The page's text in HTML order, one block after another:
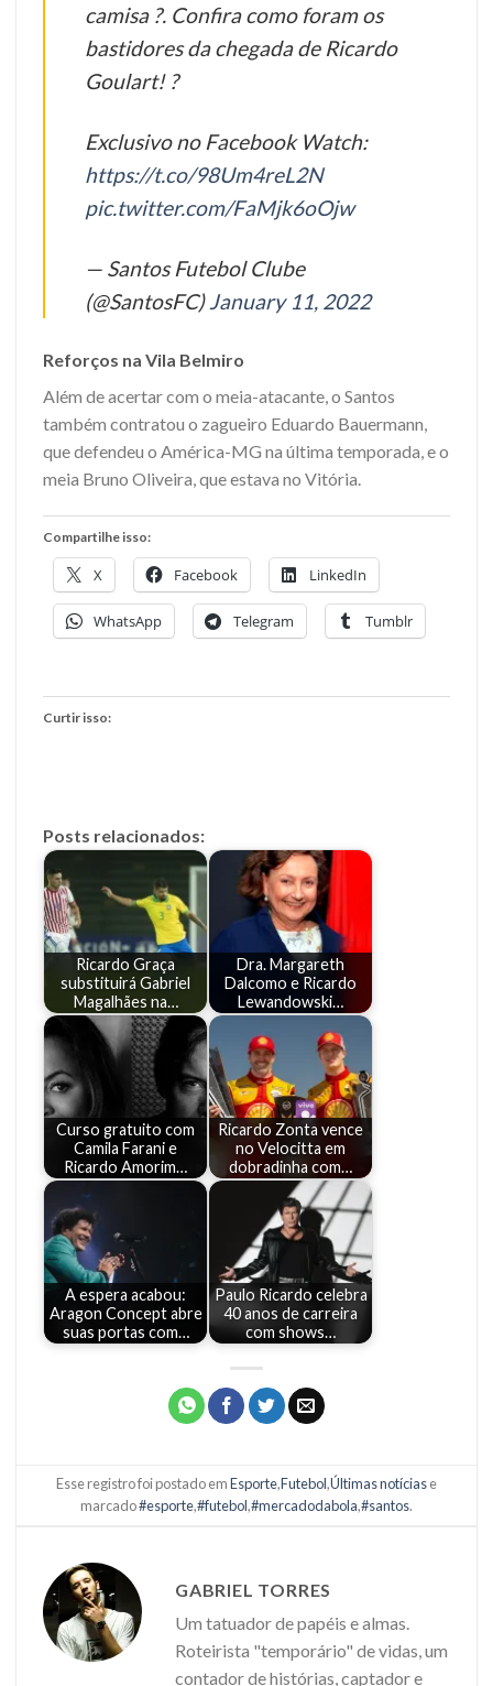
camisa ?. Confira como foram os
bastidores da chegada de Ricardo
Goulart! ?
Exclusivo no Facebook Watch:
https://t.co/98Um4reL2N
pic.twitter.com/FaMjk6oOjw
— Santos Futebol Clube
(@SantosFC)January 11, 2022
Reforços na Vila Belmiro
Além de acertar com o meia-atacante, o Santos
também contratou o zagueiro Eduardo Bauermann,
que defendeu o América-MG na última temporada, e o
meia Bruno Oliveira, que estava no Vitória.
Compartilhe isso:
X Facebook LinkedIn
WhatsApp Telegram Tumblr
Curtir isso:
Posts relacionados:
Ricardo Graça
substituirá Gabriel
Magalhães na…
Dra. Margareth
Dalcomo e Ricardo
Lewandowski…
Curso gratuito com
Camila Farani e
Ricardo Amorim…
Ricardo Zonta vence
no Velocitta em
dobradinha com…
A espera acabou:
Aragon Concept abre
suas portas com…
Paulo Ricardo celebra
40 anos de carreira
com shows…
Esse registro foi postado emEsporte,Futebol,Últimas notíciase
marcado#esporte,#futebol,#mercadodabola,#santos.
GABRIEL TORRES
Um tatuador de papéis e almas.
Roteirista "temporário" de vidas, um
contador de histórias, captador e